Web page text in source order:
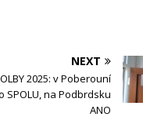
NEXT
2025: v Poberouní
SPOLU, na Podbrdsku
ANO